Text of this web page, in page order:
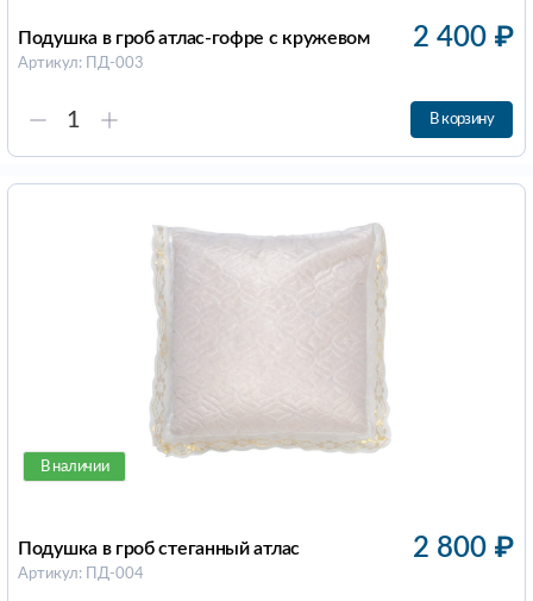
Подушка в гроб атлас-гофре с кружевом
Артикул: ПД-003
2 400 ₽
В корзину
В наличии
Подушка в гроб стеганный атлас
Артикул: ПД-004
2 800 ₽